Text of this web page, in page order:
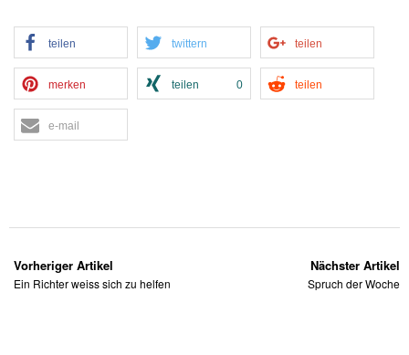
teilen twittern teilen
merken teilen 0 teilen
e-mail
Vorheriger Artikel
Ein Richter weiss sich zu helfen
Nächster Artikel
Spruch der Woche